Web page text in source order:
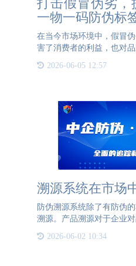
打击假冒伪劣，
一物一码防伪标
在当今市场环境中，假冒
害了消费者的利益，也对
负面影响。为了应对这一
始采用一物一码防伪标签
2026-06-05 12:57
溯源系统在市场
防伪溯源系统除了有防伪
溯源。产品溯源对于企业
现代科技的很大进步。它
2026-06-02 10:34